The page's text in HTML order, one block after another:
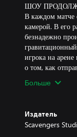
ШОУ
В каждом матче
камерой. В его
безнадежно
игрока на
Больше
Издатель
Scavengers